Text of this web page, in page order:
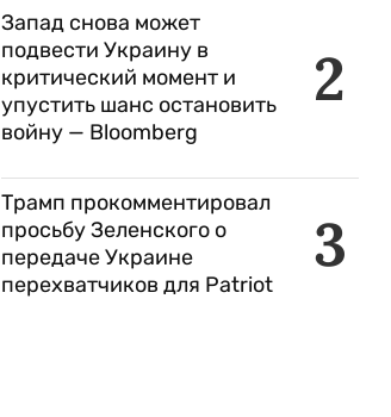
2
Запад снова может
подвести Украину в
критический момент и
упустить шанс остановить
войну — Bloomberg
3
Трамп прокомментировал
просьбу Зеленского о
передаче Украине
перехватчиков для Patriot